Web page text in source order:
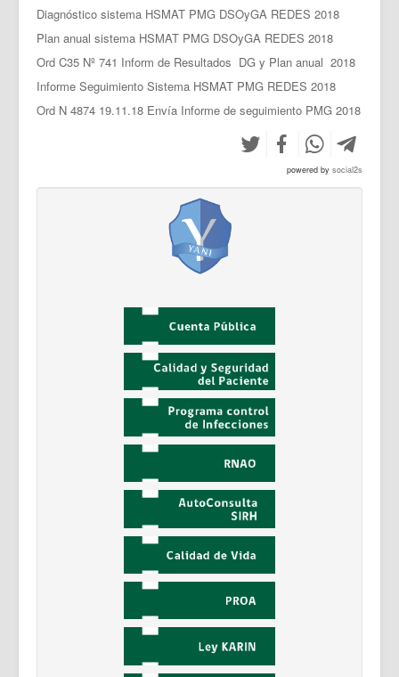
Diagnóstico sistema HSMAT PMG DSOyGA REDES 2018
Plan anual sistema HSMAT PMG DSOyGA REDES 2018
Ord C35 Nº 741 Inform de Resultados DG y Plan anual 2018
Informe Seguimiento Sistema HSMAT PMG REDES 2018
Ord N 4874 19.11.18 Envía Informe de seguimiento PMG 2018
powered by social2s